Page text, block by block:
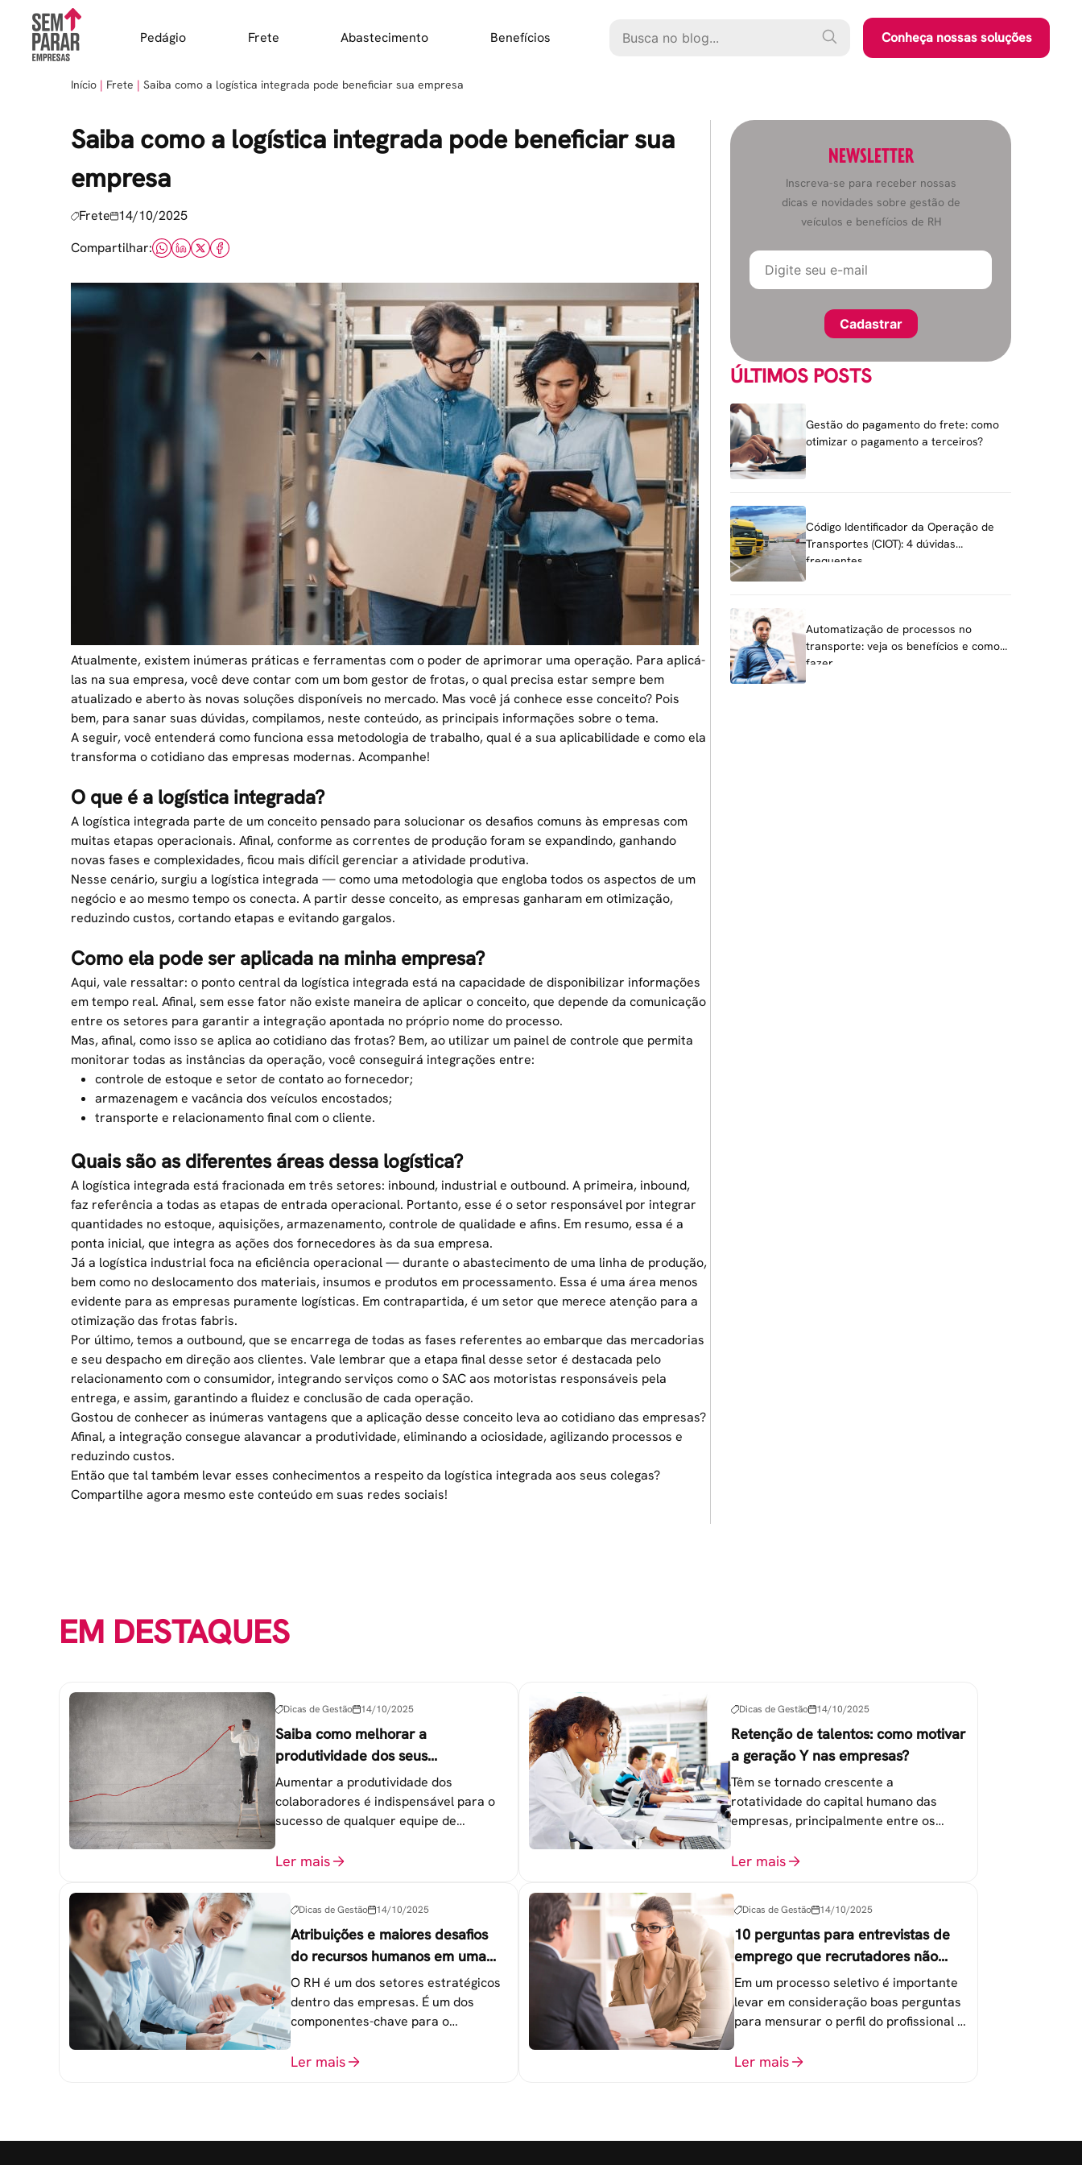
content
Pedágio Frete Abastecimento Benefícios Conheça nossas soluções
Início Frete Saiba como a logística integrada pode beneficiar sua empresa
Saiba como a logística integrada pode beneficiar sua
empresa
Frete 14/10/2025
Compartilhar:
Atualmente, existem inúmeras práticas e ferramentas com o poder de aprimorar uma operação. Para aplicá-
las na sua empresa, você deve contar com um bom gestor de frotas, o qual precisa estar sempre bem
atualizado e aberto às novas soluções disponíveis no mercado. Mas você já conhece esse conceito? Pois
bem, para sanar suas dúvidas, compilamos, neste conteúdo, as principais informações sobre o tema.
A seguir, você entenderá como funciona essa metodologia de trabalho, qual é a sua aplicabilidade e como ela
transforma o cotidiano das empresas modernas. Acompanhe!
O que é a logística integrada?
A logística integrada parte de um conceito pensado para solucionar os desafios comuns às empresas com
muitas etapas operacionais. Afinal, conforme as correntes de produção foram se expandindo, ganhando
novas fases e complexidades, ficou mais difícil gerenciar a atividade produtiva.
Nesse cenário, surgiu a logística integrada — como uma metodologia que engloba todos os aspectos de um
negócio e ao mesmo tempo os conecta. A partir desse conceito, as empresas ganharam em otimização,
reduzindo custos, cortando etapas e evitando gargalos.
Como ela pode ser aplicada na minha empresa?
Aqui, vale ressaltar: o ponto central da logística integrada está na capacidade de disponibilizar informações
em tempo real. Afinal, sem esse fator não existe maneira de aplicar o conceito, que depende da comunicação
entre os setores para garantir a integração apontada no próprio nome do processo.
Mas, afinal, como isso se aplica ao cotidiano das frotas? Bem, ao utilizar um painel de controle que permita
monitorar todas as instâncias da operação, você conseguirá integrações entre:
controle de estoque e setor de contato ao fornecedor;
armazenagem e vacância dos veículos encostados;
transporte e relacionamento final com o cliente.
Quais são as diferentes áreas dessa logística?
A logística integrada está fracionada em três setores: inbound, industrial e outbound. A primeira, inbound,
faz referência a todas as etapas de entrada operacional. Portanto, esse é o setor responsável por integrar
quantidades no estoque, aquisições, armazenamento, controle de qualidade e afins. Em resumo, essa é a
ponta inicial, que integra as ações dos fornecedores às da sua empresa.
Já a logística industrial foca na eficiência operacional — durante o abastecimento de uma linha de produção,
bem como no deslocamento dos materiais, insumos e produtos em processamento. Essa é uma área menos
evidente para as empresas puramente logísticas. Em contrapartida, é um setor que merece atenção para a
otimização das frotas fabris.
Por último, temos a outbound, que se encarrega de todas as fases referentes ao embarque das mercadorias
e seu despacho em direção aos clientes. Vale lembrar que a etapa final desse setor é destacada pelo
relacionamento com o consumidor, integrando serviços como o SAC aos motoristas responsáveis pela
entrega, e assim, garantindo a fluidez e conclusão de cada operação.
Gostou de conhecer as inúmeras vantagens que a aplicação desse conceito leva ao cotidiano das empresas?
Afinal, a integração consegue alavancar a produtividade, eliminando a ociosidade,agilizando processos e
reduzindo custos.
Então que tal também levar esses conhecimentos a respeito da logística integrada aos seus colegas?
Compartilhe agora mesmo este conteúdo em suas redes sociais!
NEWSLETTER
Inscreva-se para receber nossas
dicas e novidades sobre gestão de
veículos e benefícios de RH
ÚLTIMOS POSTS
Gestão do pagamento do frete: como
otimizar o pagamento a terceiros?
Código Identificador da Operação de
Transportes (CIOT): 4 dúvidas
frequentes
Automatização de processos no
transporte: veja os benefícios e como
fazer
EM DESTAQUES
Dicas de Gestão 14/10/2025
Saiba como melhorar a
produtividade dos seus
colaboradores
Aumentar a produtividade dos
colaboradores é indispensável para o
sucesso de qualquer equipe de
esquecidas.
Ler mais
Dicas de Gestão 14/10/2025
Retenção de talentos: como motivar
a geração Y nas empresas?
Têm se tornado crescente a
rotatividade do capital humano das
empresas, principalmente entre os
chamada Geração Y.
Ler mais
Dicas de Gestão 14/10/2025
Atribuições e maiores desafios
do recursos humanos em uma
empresa
O RH é um dos setores estratégicos
dentro das empresas. É um dos
componentes-chave para o
atingimento das metas
organizacionais.
Ler mais
Dicas de Gestão 14/10/2025
10 perguntas para entrevistas de
emprego que recrutadores não
devem fazer
Em um processo seletivo é importante
levar em consideração boas perguntas
para mensurar o perfil do profissional e
Ler mais